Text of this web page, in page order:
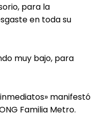
para la
en toda su
muy bajo, para
manifestó
Familia Metro.